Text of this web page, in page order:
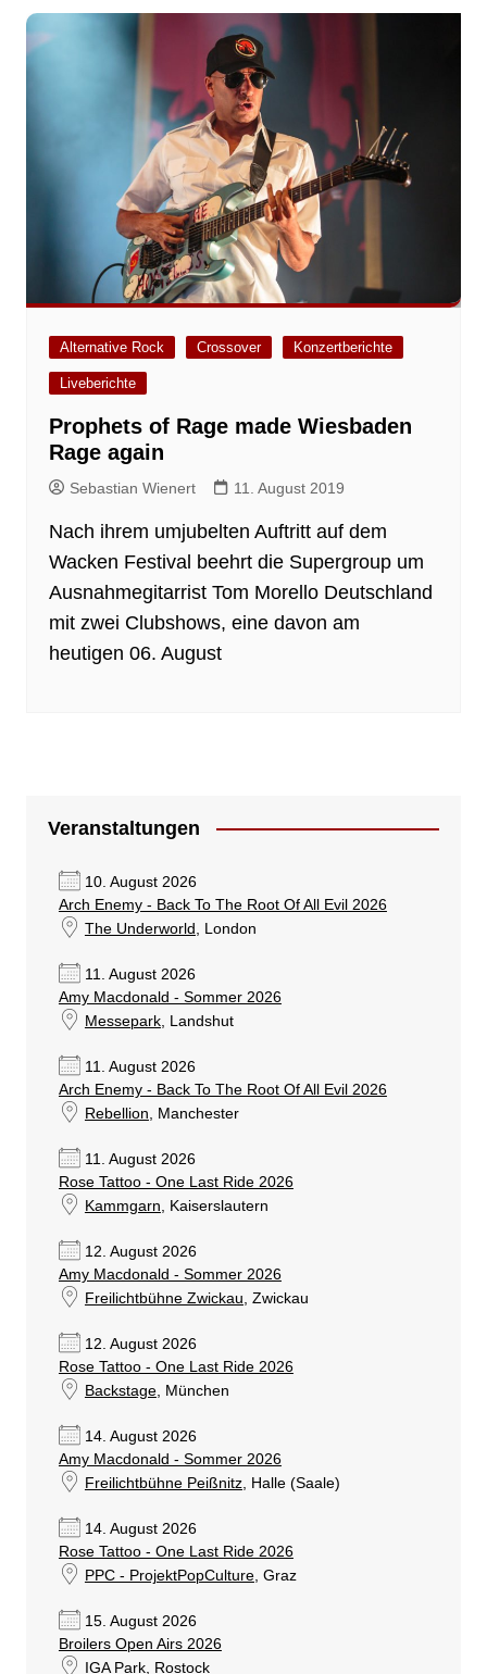
Alternative Rock Crossover Konzertberichte
Liveberichte
Prophets of Rage made Wiesbaden
Rage again
Sebastian Wienert 11. August 2019
Nach ihrem umjubelten Auftritt auf dem
Wacken Festival beehrt die Supergroup um
Ausnahmegitarrist Tom Morello Deutschland
mit zwei Clubshows, eine davon am
heutigen 06. August
Veranstaltungen
10. August 2026
Arch Enemy - Back To The Root Of All Evil 2026
The Underworld
, London
11. August 2026
Amy Macdonald - Sommer 2026
Messepark, Landshut
11. August 2026
Arch Enemy - Back To The Root Of All Evil 2026
Rebellion , Manchester
11. August 2026
Rose Tattoo - One Last Ride 2026
Kammgarn , Kaiserslautern
12. August 2026
Amy Macdonald - Sommer 2026
Freilichtbühne Zwickau , Zwickau
12. August 2026
Rose Tattoo - One Last Ride 2026
Backstage, München
14. August 2026
Amy Macdonald - Sommer 2026
Freilichtbühne Peißnitz, Halle (Saale)
14. August 2026
Rose Tattoo - One Last Ride 2026
PPC - ProjektPopCulture, Graz
15. August 2026
Broilers Open Airs 2026
IGA Park, Rostock